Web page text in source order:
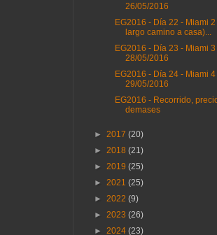
26/05/2016
EG2016 - Día 22 - Miami
largo camino a casa)...
EG2016 - Día 23 - Miami 3
28/05/2016
EG2016 - Día 24 - Miami 4
29/05/2016
EG2016 - Recorrido,
demases
► 2017 (20)
► 2018 (21)
► 2019 (25)
► 2021 (25)
► 2022 (9)
► 2023 (26)
► 2024 (23)